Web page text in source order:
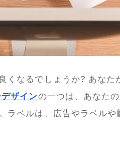
くなるでしょうか? あなた
ザインの一つは、あなた
ラベルは、広告やラベル